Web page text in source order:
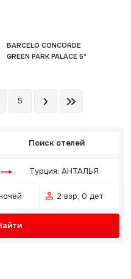
BARCELO CONCORDE
GREEN PARK PALACE 5*
5
Поиск отелей
Турция: АНТАЛЬЯ
2 взр, 0 дет